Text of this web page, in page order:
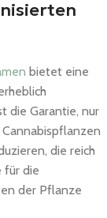
bietet eine
die Garantie, nur
die reich
für die
der Pflanze